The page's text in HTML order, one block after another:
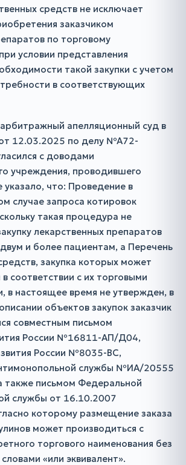
средств не исключает
заказчиком
по торговому
условии представления
такой закупки с учетом
в соответствующих
апелляционный суд в
12.03.2025 по делу №А72-
с доводами
учреждения, проводившего
указало, что: Проведение в
случае запроса котировок
такая процедура не
лекарственных препаратов
и более пациентам, а Перечень
закупка которых может
соответствии с их торговыми
в настоящее время не утвержден, в
объектов закупок заказчик
совместным письмом
России №16811-АП/Д04,
России №8035-ВС,
службы №ИА/20555
также письмом Федеральной
службы от 16.10.2007
которому размещение заказа
может производиться с
торгового наименования без
«или эквивалент».